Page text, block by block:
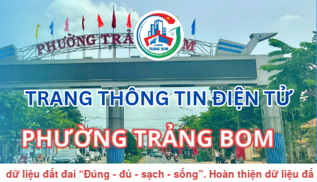
đất đai “Đúng - đủ - sạch - sống”. Hoàn thiện dữ liệu đất